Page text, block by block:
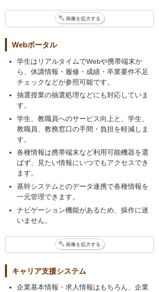
画像を拡大する
Webポータル
学生はリアルタイムでWebや携帯端末か
ら、休講情報・履修・成績・卒業要件不足
チェックなどが参照可能です。
抽選授業の抽選処理などにも対応していま
す。
学生、教職員へのサービス向上と、学生、
教職員、教務窓口の手間・負担を軽減しま
す。
各種情報は携帯端末など利用可能機器を選
ばず、見たい情報にいつでもアクセスでき
ます。
基幹システムとのデータ連携で各種情報を
一元管理できます。
ナビゲーション機能があるため、操作に迷
いません。
画像を拡大する
キャリア支援システム
企業基本情報・求人情報はもちろん、企業